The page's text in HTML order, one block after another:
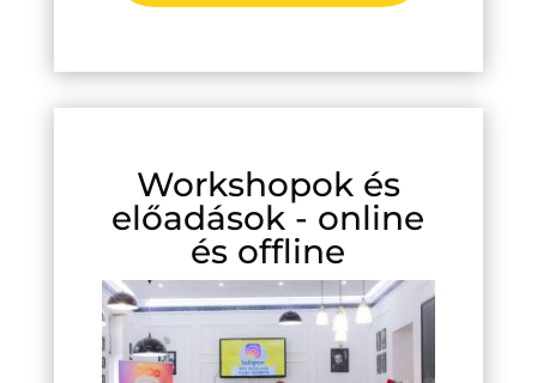
Workshopok és
előadások - online
és offline